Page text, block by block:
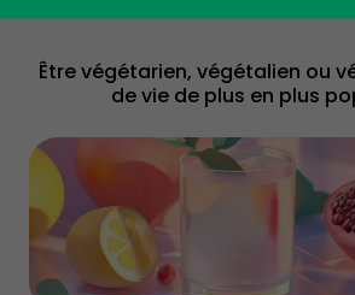
Être végétarien, végétalien ou
de vie de plus en plus